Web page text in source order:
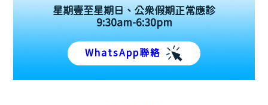
星期壹至星期日、公眾假期正常應診
9:30am-6:30pm
WhatsApp聯絡